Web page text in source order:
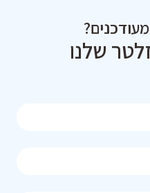
שלנו